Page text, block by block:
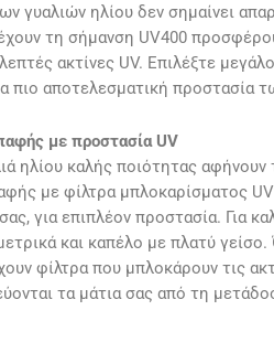
γυαλιών ηλίου δεν σημαίνει
τη σήμανση UV400
ακτίνες UV. Επιλέξτε
πιο αποτελεσματική προστασία
με προστασία UV
ηλίου καλής ποιότητας
με φίλτρα μπλοκαρίσματος
για επιπλέον προστασία. Για
και καπέλο με πλατύ
φίλτρα που μπλοκάρουν τις
τα μάτια σας από τη